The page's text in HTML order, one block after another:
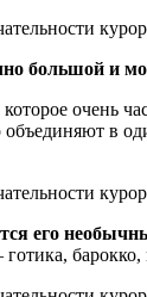
большой и
очень
в
его